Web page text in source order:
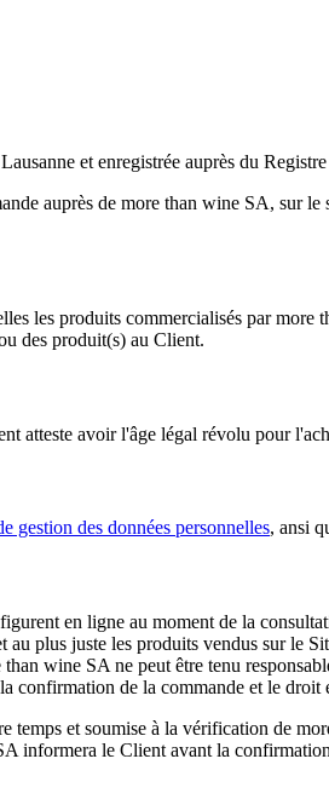
et enregistrée auprès du
auprès de more than wine SA, sur
les produits commercialisés par
des produit(s) au Client.
atteste avoir l'âge légal révolu pour
gestion des données personnelles, ansi
en ligne au moment de la
plus juste les produits vendus sur le
wine SA ne peut être tenu
de la commande et le
temps et soumise à la vérification de
informera le Client avant la